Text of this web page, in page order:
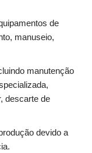
de
manuseio,
manutenção
descarte de
devido a